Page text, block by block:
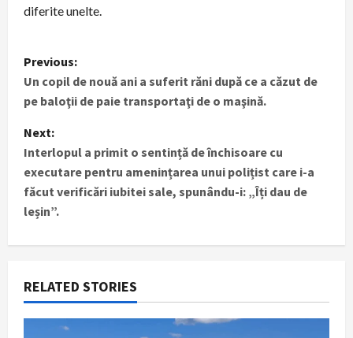
diferite unelte.
P
o
s
t
n
a
v
i
g
Previous:
Un copil de nouă ani a suferit răni după ce a căzut de
pe baloţii de paie transportaţi de o maşină.
Next:
Interlopul a primit o sentință de închisoare cu
executare pentru amenințarea unui polițist care i-a
făcut verificări iubitei sale, spunându-i: „Îți dau de
leșin”.
RELATED STORIES